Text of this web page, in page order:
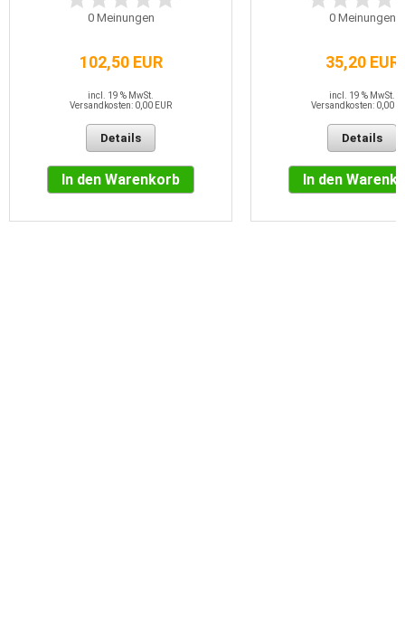
0Meinungen
102,50 EUR
incl. 19 % MwSt.
Versandkosten: 0,00 EUR
Details
In den Warenkorb
0Meinungen
35,20 EUR
incl. 19 % MwSt.
Versandkosten: 0,00
Details
In den